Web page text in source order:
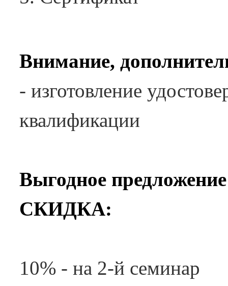
Внимание,
- изготовление
квалификации
Выгодное
СКИДКА:
10% - на 2-й семинар